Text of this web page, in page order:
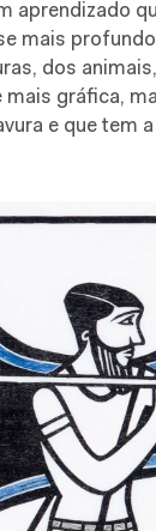
aprendizado
mais
dos
mais gráfica,
e que tem